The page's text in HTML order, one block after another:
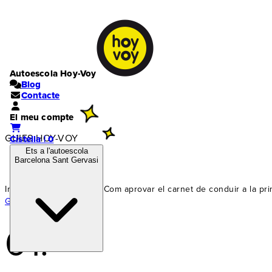
Autoescola Hoy-Voy
Blog
Contacte
El meu compte
Cistella | 0
Ets a l'autoescola
Barcelona Sant Gervasi
GUIES HOY-VOY
Inici
Com aprovar el carnet de conduir a la
Guia següent ›
01.